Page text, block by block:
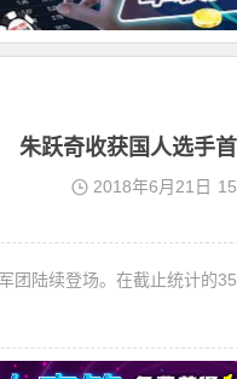
朱跃奇收获国人选手
2018年6月21日
团陆续登场。在截止统计的